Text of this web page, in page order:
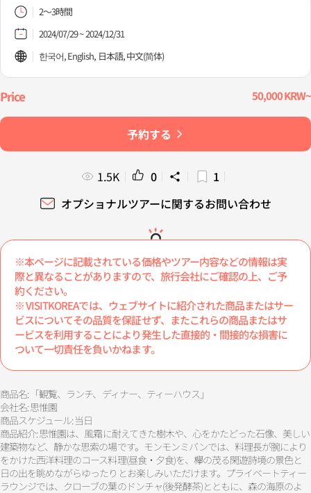
50,000 KRW~
2～3時間
2024/07/29 ~ 2024/12/31
한국어, English, 日本語, 中文(简体)
予約する
1.5K 0
1
オプショナルツアーに関するお問い合わせ
※本ページに記載されている価格やツアー内容などの情報は実
際と異なることがありますので、旅行会社にご確認の上、ご予
約ください。
※ VISITKOREAでは、ウェブサイトに紹介された商品またはサー
ビスについてその品質を保証せず、またこれらの商品またはサ
ービスを利用することにより発生した直接的・間接的な損害に
ついて一切責任を負いかねます。
商品名: 「観覧、ランチ、ディナー、ティーハウス」
会社名: 思惟園
商品スケジュール: 当日
商品紹介: 思惟園は、風霜に耐えてきた樹木や、心をかたどった石像、美しい
建築物など、静かな思索の場です。モンモンミバンでは、料理長が腕により
をかけた西洋料理のコース料理(昼食・夕食)を、欅の茂る閑遊詩境の景色と
日の出を眺めながらゆったりとお楽しみいただけます。プライベートティー
ラウンジでは、クローブの葉のドンチャ(後発酵茶)とともに、森の海原のよ